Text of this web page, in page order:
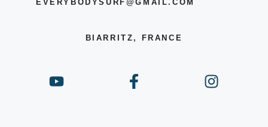
EVERYBODYSURF@GMAIL.COM
BIARRITZ, FRANCE